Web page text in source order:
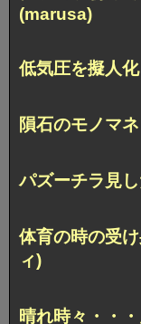
(marusa)
低気圧を擬人
隕石のモノマ
パズーチラ見
体育の時の受
ィ)
晴れ時々・・